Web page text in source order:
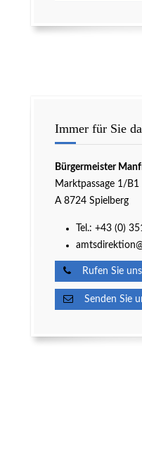
Immer für Sie
Bürgermeister
Marktpassage 1/B1
A 8724 Spielberg
Tel.: +43 (0)
Rufen Sie
Senden Sie